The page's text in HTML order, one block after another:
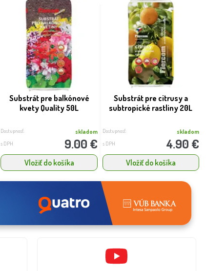
Substrát pre balkónové
kvety Quality 50L
Dostupnosť: skladom
s DPH 9.00 €
Vložiť do košíka
Substrát pre citrusy a
subtropické rastliny 20L
Dostupnosť: skladom
s DPH 4.90 €
Vložiť do košíka